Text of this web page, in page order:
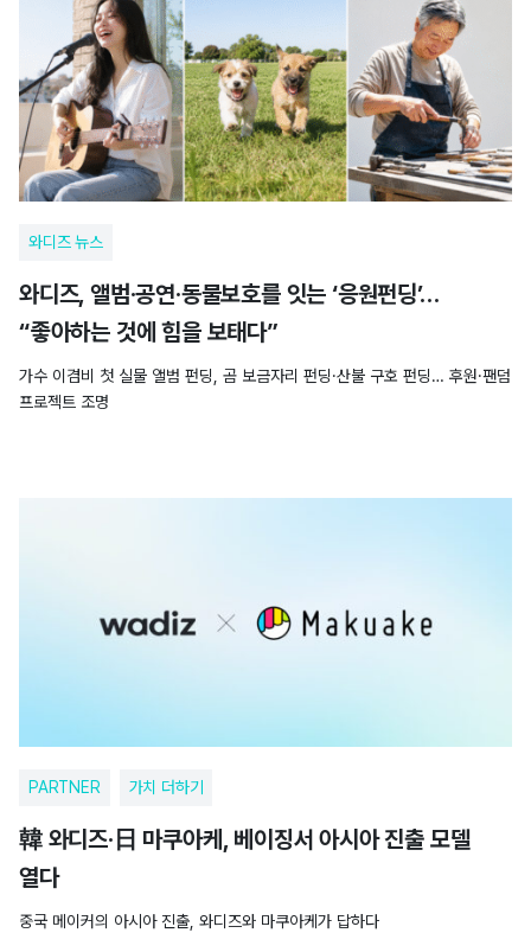
와디즈 뉴스
와디즈, 앨범·공연·동물보호를 잇는 ‘응원펀딩’…
“좋아하는 것에 힘을 보태다”
가수 이겸비 첫 실물 앨범 펀딩, 곰 보금자리 펀딩·산불 구호 펀딩… 후원·팬덤
프로젝트 조명
PARTNER 가치 더하기
韓 와디즈·日 마쿠아케, 베이징서 아시아 진출 모델
열다
중국 메이커의 아시아 진출, 와디즈와 마쿠아케가 답하다